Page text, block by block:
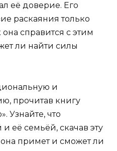
её доверие. Его
раскаяния только
справится с этим
ли найти силы
и
прочитав книгу
Узнайте, что
её семьёй, скачав эту
примет и сможет ли